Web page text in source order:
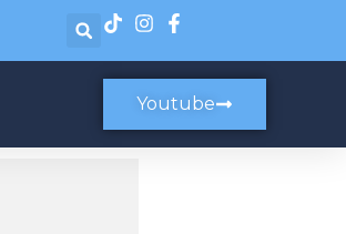
Youtube